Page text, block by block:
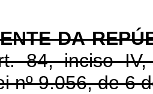
DA
84, inciso
nº 9.056, de 6